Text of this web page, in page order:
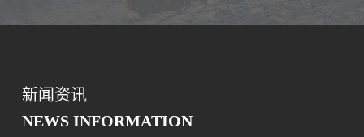
新闻资讯
NEWS INFORMATION